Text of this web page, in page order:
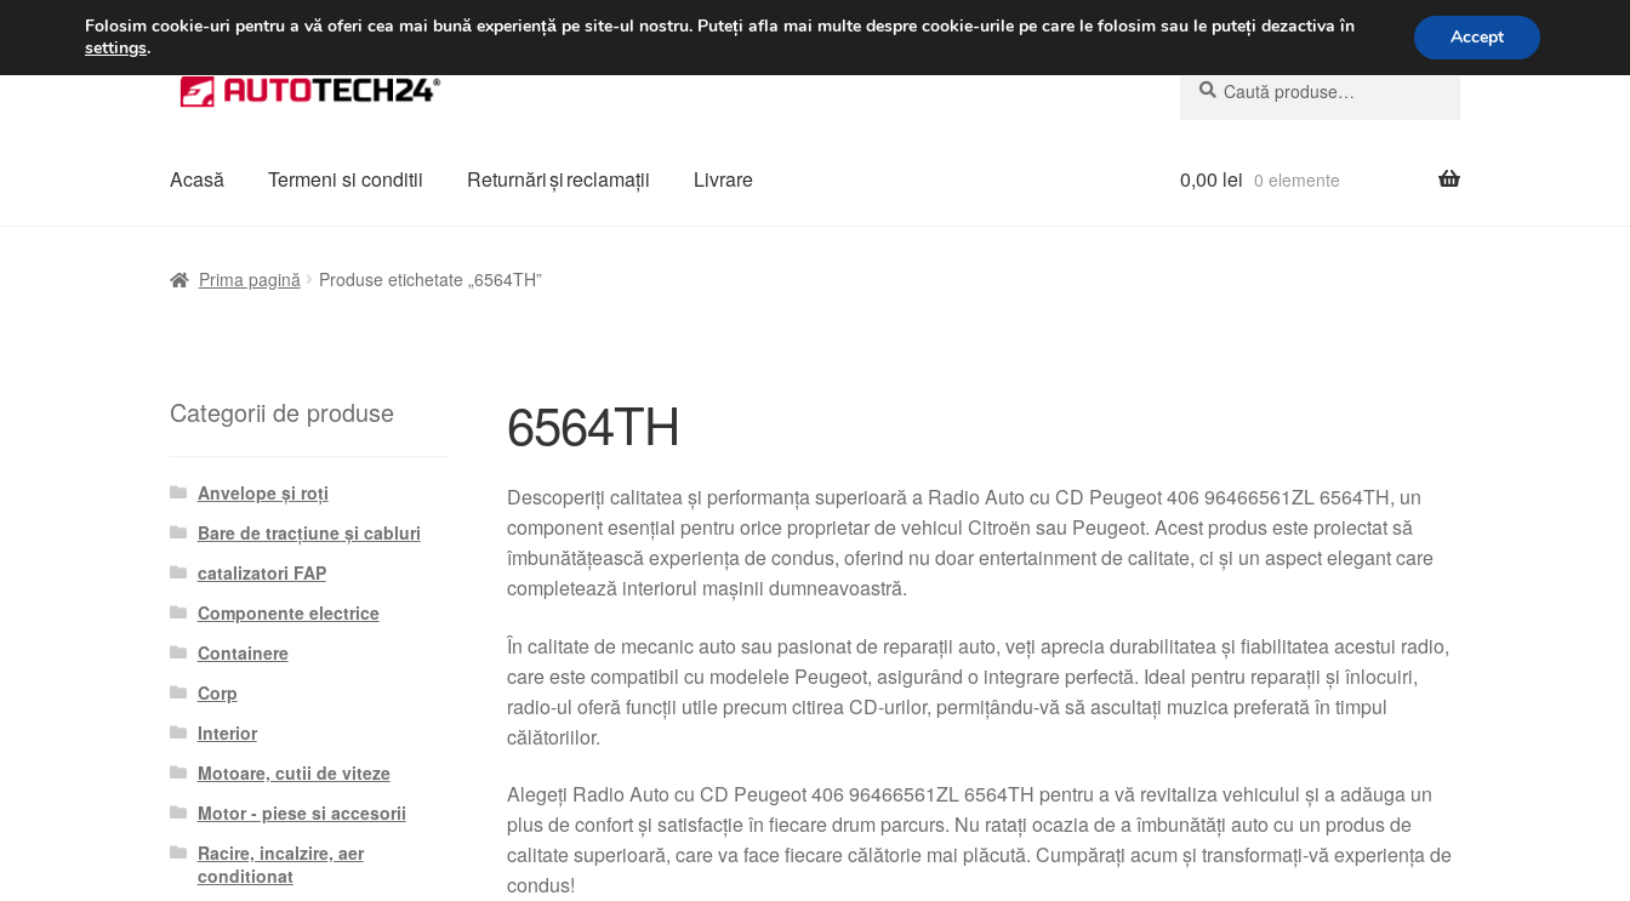
LIVRARE de la 33 lei luni-vineri 9 a.m. - 4 p.m.031 229 6816
Sari
la
Sari
la
Caută
după:
Caută
Acasă Termeni si conditii Returnări şi reclamații Livrare 0,00 lei 0 elemente
Prima pagină Produse etichetate „6564TH”
6564TH
Descoperiți calitatea și performanța superioară a Radio Auto cu CD Peugeot 406 96466561ZL 6564TH, un
component esențial pentru orice proprietar de vehicul Citroën sau Peugeot. Acest produs este proiectat să
îmbunătățească experiența de condus, oferind nu doar entertainment de calitate, ci și un aspect elegant care
completează interiorul mașinii dumneavoastră.
În calitate de mecanic auto sau pasionat de reparații auto, veți aprecia durabilitatea și fiabilitatea acestui radio,
care este compatibil cu modelele Peugeot, asigurând o integrare perfectă. Ideal pentru reparații și înlocuiri,
radio-ul oferă funcții utile precum citirea CD-urilor, permițându-vă să ascultați muzica preferată în timpul
călătoriilor.
Alegeți Radio Auto cu CD Peugeot 406 96466561ZL 6564TH pentru a vă revitaliza vehiculul și a adăuga un
plus de confort și satisfacție în fiecare drum parcurs. Nu ratați ocazia de a îmbunătăți auto cu un produs de
calitate superioară, care va face fiecare călătorie mai plăcută. Cumpărați acum și transformați-vă experiența de
condus!
Categorii de produse
Anvelope și roți
Bare de tracțiune și cabluri
catalizatori FAP
Componente electrice
Containere
Corp
Interior
Motoare, cutii de viteze
Motor - piese si accesorii
Racire, incalzire, aer
conditionat
Folosim cookie-uri pentru a vă oferi cea mai bună experiență pe site-ul nostru. Puteți afla mai multe despre cookie-urile pe care le folosim sau le puteți dezactiva în
settings. Accept